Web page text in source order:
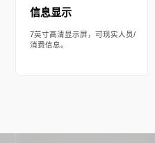
信息显示
7英寸高清显示屏，可现实人员/
消费信息。